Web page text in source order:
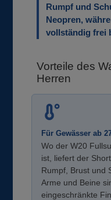
Rumpf und
Neopren,
vollständig frei
Vorteile des
Herren
Für Gewässer ab
Wo der W20
ist, liefert der
Rumpf, Brust und
Arme und Beine
eingeschränkte